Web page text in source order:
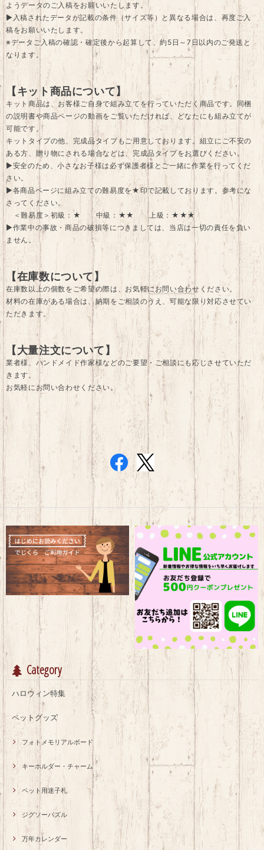
ようデータのご入稿をお願いいたします。
▶入稿されたデータが記載の条件（サイズ等）と異なる場合は、再度ご入
稿をお願いいたします。
※データご入稿の確認・確定後から起算して、約5日～7日以内のご発送と
なります。
【キット商品について】
キット商品は、お客様ご自身で組み立てを行っていただく商品です。同梱
の説明書や商品ページの動画をご覧いただければ、どなたにも組み立てが
可能です。
キットタイプの他、完成品タイプもご用意しております。組立にご不安の
ある方、贈り物にされる場合などは、完成品タイプをお選びください。
▶安全のため、小さなお子様は必ず保護者様とご一緒に作業を行ってくだ
さい。
▶各商品ページに組み立ての難易度を★印で記載しております。参考にな
さってください。
＜難易度＞初級：★ 中級：★★ 上級：★★★
▶作業中の事故・商品の破損等につきましては、当店は一切の責任を負い
ません。
【在庫数について】
在庫数以上の個数をご希望の際は、お気軽にお問い合わせください。
材料の在庫がある場合は、納期をご相談のうえ、可能な限り対応させてい
ただきます。
【大量注文について】
業者様、ハンドメイド作家様などのご要望・ご相談にも応じさせていただ
きます。
お気軽にお問い合わせください。
Category
ハロウィン特集
ペットグッズ
フォトメモリアルボード
キーホルダー・チャーム
ペット用迷子札
ジグソーパズル
万年カレンダー